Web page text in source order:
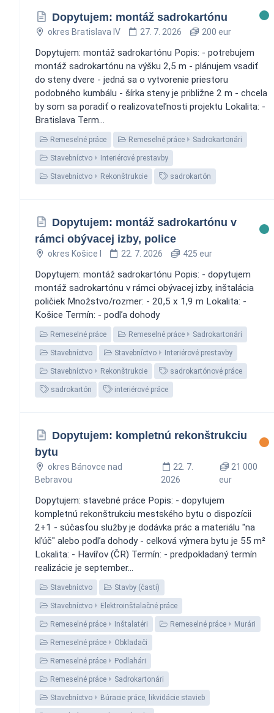
Dopytujem: montáž sadrokartónu
okres Bratislava IV 27. 7. 2026 200 eur
Dopytujem: montáž sadrokartónu Popis: - potrebujem
montáž sadrokartónu na výšku 2,5 m - plánujem vsadiť
do steny dvere - jedná sa o vytvorenie priestoru
podobného kumbálu - šírka steny je približne 2 m - chcela
by som sa poradiť o realizovateľnosti projektu Lokalita: -
Bratislava Term...
Remeselné práce Remeselné práce Sadrokartonári
Stavebníctvo Interiérové prestavby
Stavebníctvo Rekonštrukcie sadrokartón
Dopytujem: montáž sadrokartónu v
rámci obývacej izby, police
okres Košice I 22. 7. 2026 425 eur
Dopytujem: montáž sadrokartónu Popis: - dopytujem
montáž sadrokartónu v rámci obývacej izby, inštalácia
poličiek Množstvo/rozmer: - 20,5 x 1,9 m Lokalita: -
Košice Termín: - podľa dohody
Remeselné práce Remeselné práce Sadrokartonári
Stavebníctvo Stavebníctvo Interiérové prestavby
Stavebníctvo Rekonštrukcie sadrokartónové práce
sadrokartón interiérové práce
Dopytujem: kompletnú rekonštrukciu
bytu
okres Bánovce nad
Bebravou
22. 7.
2026
21 000
eur
Dopytujem: stavebné práce Popis: - dopytujem
kompletnú rekonštrukciu mestského bytu o dispozícii
2+1 - súčasťou služby je dodávka prác a materiálu "na
kľúč" alebo podľa dohody - celková výmera bytu je 55 m²
Lokalita: - Havířov (ČR) Termín: - predpokladaný termín
realizácie je september...
Stavebníctvo Stavby (časti)
Stavebníctvo Elektroinštalačné práce
Remeselné práce Inštalatéri Remeselné práce Murári
Remeselné práce Obkladači
Remeselné práce Podlahári
Remeselné práce Sadrokartonári
Stavebníctvo Búracie práce, likvidácie stavieb